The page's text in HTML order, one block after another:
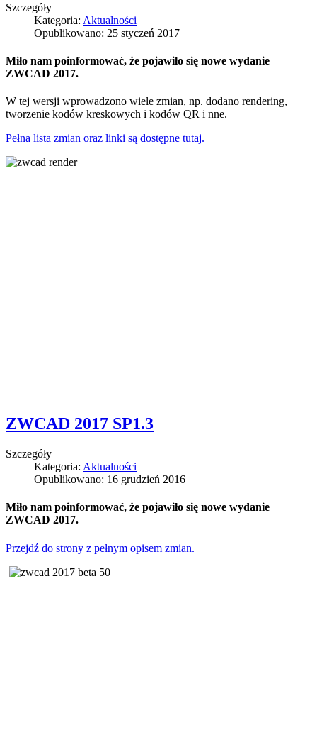
Szczegóły
Kategoria: Aktualności
Opublikowano: 25 styczeń 2017
Miło nam poinformować, że pojawiło się nowe wydanie
ZWCAD 2017.
W tej wersji wprowadzono wiele zmian, np. dodano rendering,
tworzenie kodów kreskowych i kodów QR i nne.
Pełna lista zmian oraz linki są dostępne tutaj.
ZWCAD 2017 SP1.3
Szczegóły
Kategoria: Aktualności
Opublikowano: 16 grudzień 2016
Miło nam poinformować, że pojawiło się nowe wydanie
ZWCAD 2017.
Przejdź do strony z pełnym opisem zmian.